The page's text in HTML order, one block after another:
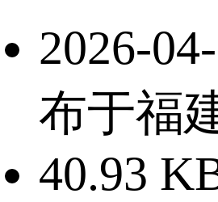
2026-
布于福
40.93